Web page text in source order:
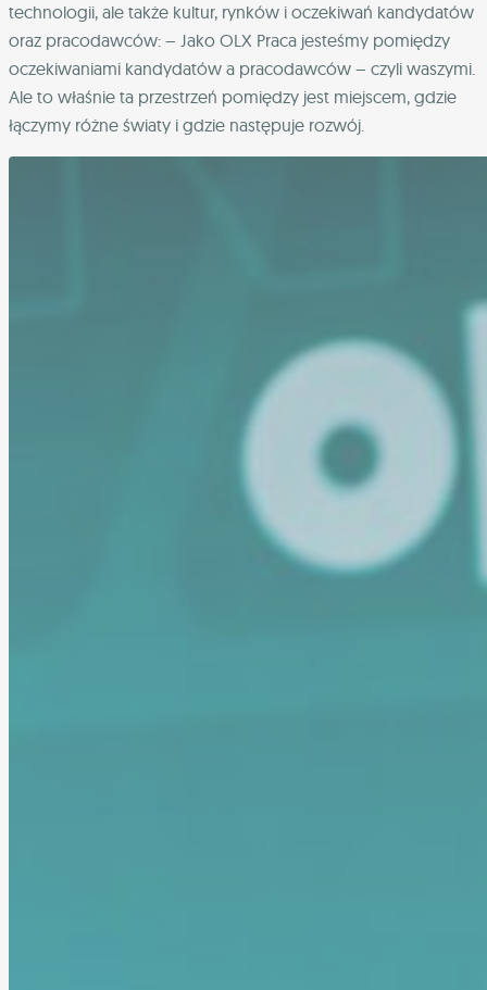
technologii, ale także kultur, rynków i oczekiwań kandydatów
oraz pracodawców: – Jako OLX Praca jesteśmy pomiędzy
oczekiwaniami kandydatów a pracodawców – czyli waszymi.
Ale to właśnie ta przestrzeń pomiędzy jest miejscem, gdzie
łączymy różne światy i gdzie następuje rozwój.